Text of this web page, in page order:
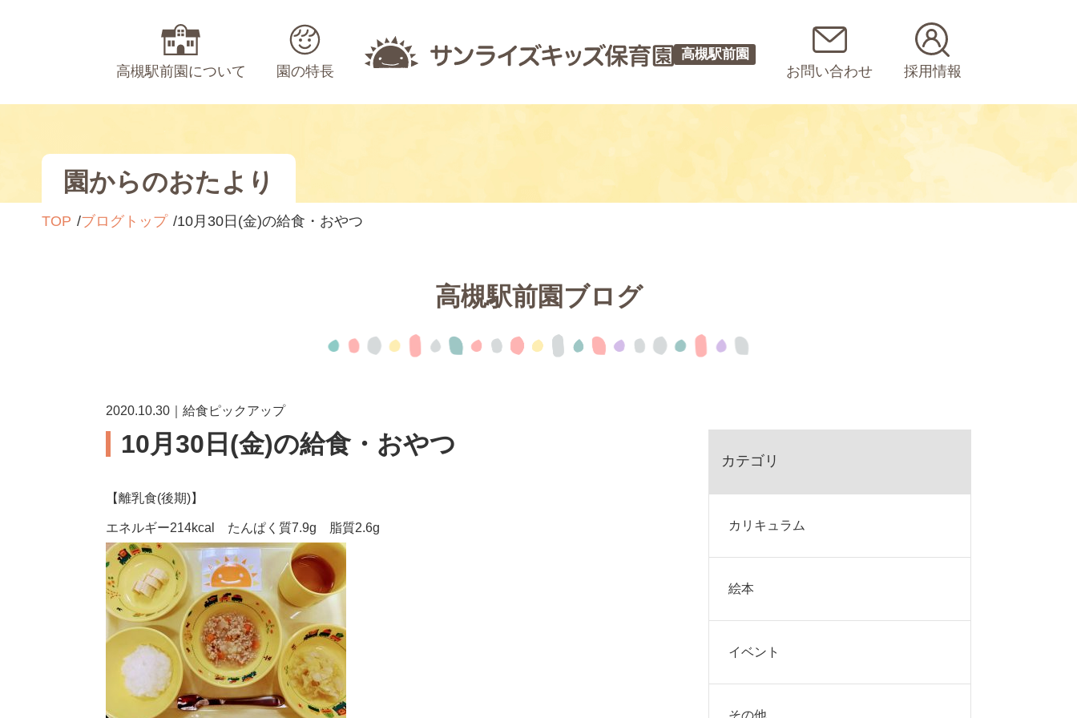
高槻駅前園について 園の特長
高槻駅前園
お問い合わせ 採用情報
園からのおたより
TOP ブログトップ 10月30日(金)の給食・おやつ
高槻駅前園ブログ
2020.10.30｜給食ピックアップ
10月30日(金)の給食・おやつ
【離乳食(後期)】
エネルギー214kcal たんぱく質7.9g 脂質2.6g
カテゴリ
カリキュラム
絵本
イベント
その他